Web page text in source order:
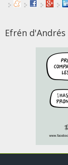
Efrén d'Andrés